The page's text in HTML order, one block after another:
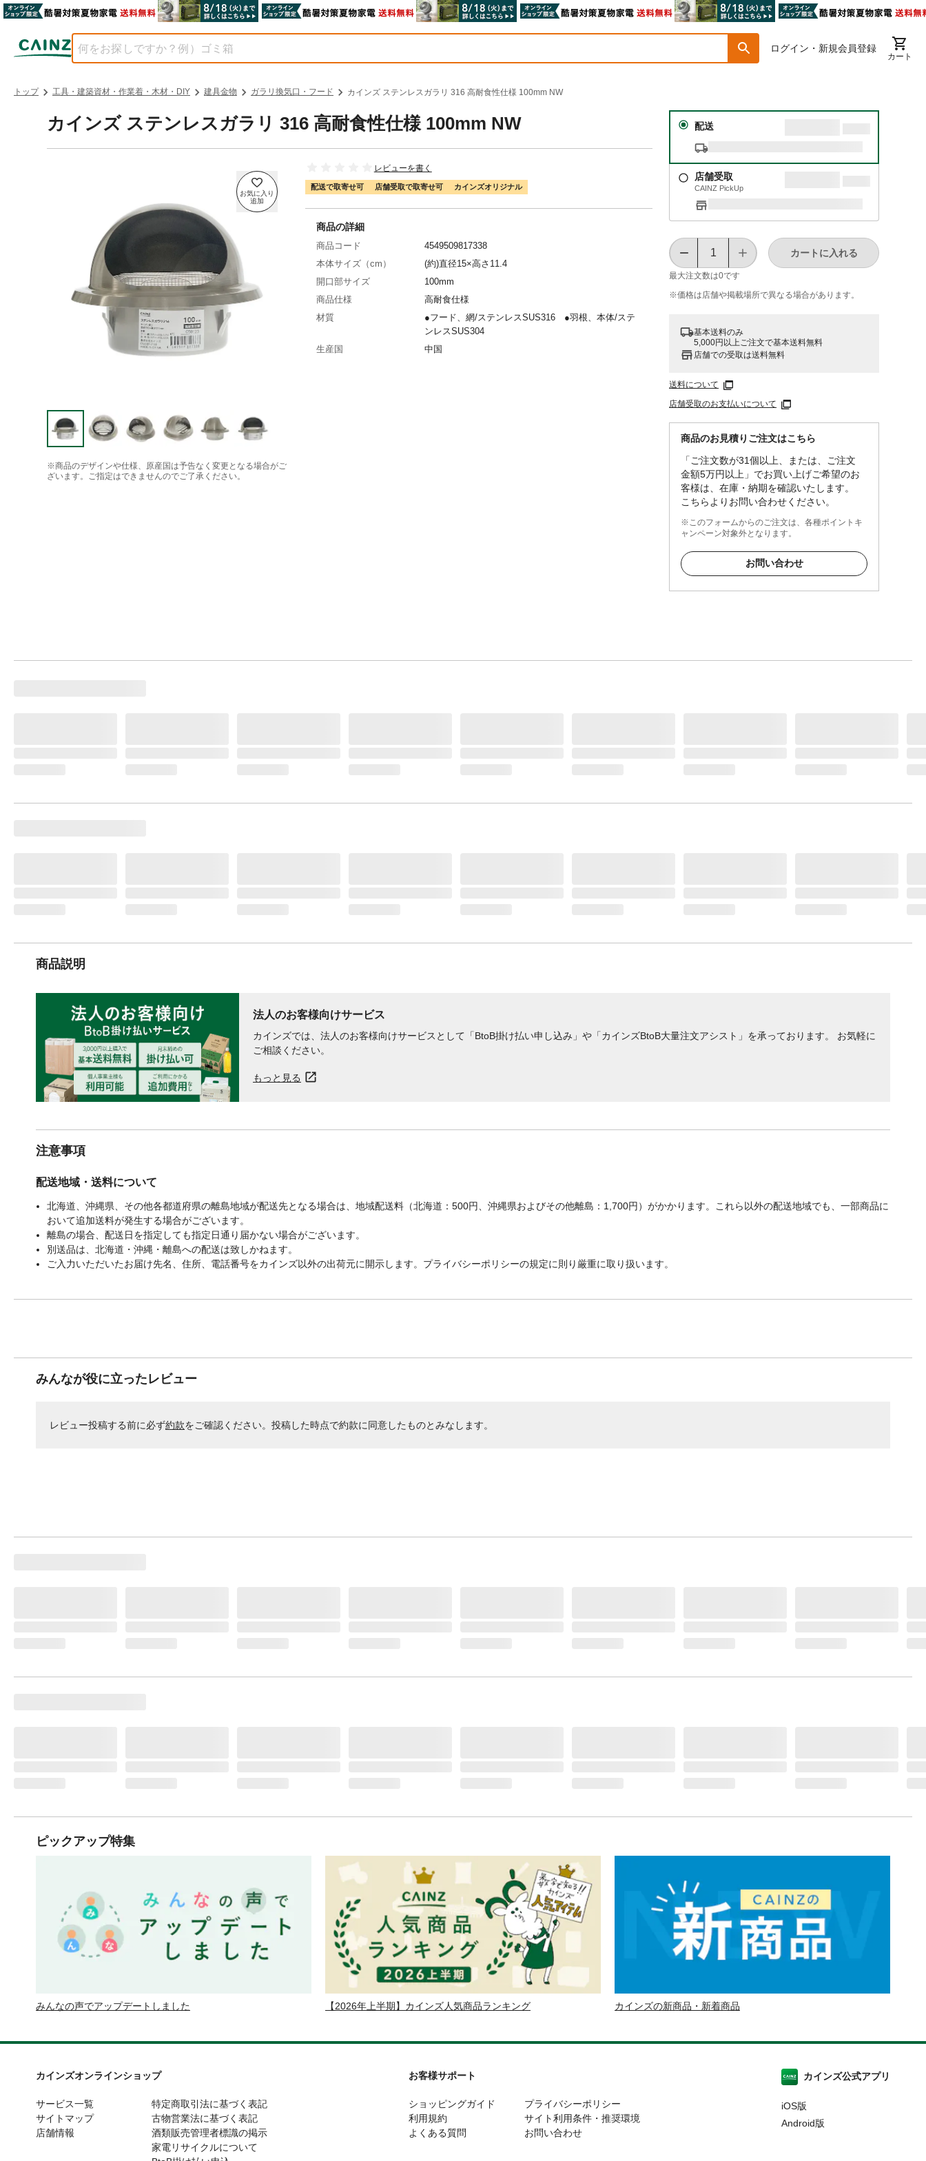
ログイン・新規会員登録
カート
トップ 工具・建築資材・作業着・木材・DIY 建具金物 ガラリ換気口・フード カインズ ステンレスガラリ 316 高耐食性仕様 100mm NW
カインズ ステンレスガラリ 316 高耐食性仕様 100mm NW
※商品のデザインや仕様、原産国は予告なく変更となる場合がご
ざいます。ご指定はできませんのでご了承ください。
レビューを書く
配送で取寄せ可 店舗受取で取寄せ可 カインズオリジナル
配送
店舗受取
CAINZ PickUp
最大注文数は0です
カートに入れる
※価格は​店舗や​掲載場所で​異なる​場合が​あります。
基本送料のみ
5,000円以上ご注文で基本送料無料
店舗での受取は送料無料
送料について
店舗受取のお支払いについて
商品のお見積りご注文はこちら
「ご注文数が31個以上、または、ご注文
金額5万円以上」でお買い上げご希望のお
客様は、在庫・納期を確認いたします。
こちらよりお問い合わせください。
※このフォームからのご注文は、各種ポイントキ
ャンペーン対象外となります。
お問い合わせ
商品の詳細
商品コード
4549509817338
本体サイズ（cm）
(約)直径15×高さ11.4
開口部サイズ
100mm
商品仕様
高耐食仕様
材質
●フード、網/ステンレスSUS316 ●羽根、本体/ステ
ンレスSUS304
生産国
中国
商品説明
法人のお客様向けサービス
カインズでは、法人のお客様向けサービスとして「BtoB掛け払い申し込み」や「カインズBtoB大量注文アシスト」を承っております。 お気軽に
ご相談ください。
もっと見る
注意事項
配送地域・送料について
北海道、沖縄県、その他各都道府県の離島地域が配送先となる場合は、地域配送料（北海道：500円、沖縄県およびその他離島：1,700円）がかかります。これら以外の配送地域でも、一部商品に
おいて追加送料が発生する場合がございます。
離島の場合、配送日を指定しても指定日通り届かない場合がございます。
別送品は、北海道・沖縄・離島への配送は致しかねます。
ご入力いただいたお届け先名、住所、電話番号をカインズ以外の出荷元に開示します。プライバシーポリシーの規定に則り厳重に取り扱います。
みんなが役に立ったレビュー
レビュー投稿する前に必ず約款をご確認ください。投稿した時点で約款に同意したものとみなします。
ピックアップ特集
みんなの声でアップデートしました 【2026年上半期】カインズ人気商品ランキング カインズの新商品・新着商品
カインズオンラインショップ
サービス一覧
サイトマップ
店舗情報
特定商取引法に基づく表記
古物営業法に基づく表記
酒類販売管理者標識の掲示
家電リサイクルについて
お客様サポート
ショッピングガイド
利用規約
よくある質問
プライバシーポリシー
サイト利用条件・推奨環境
お問い合わせ
カインズ公式アプリ
iOS版
Android版